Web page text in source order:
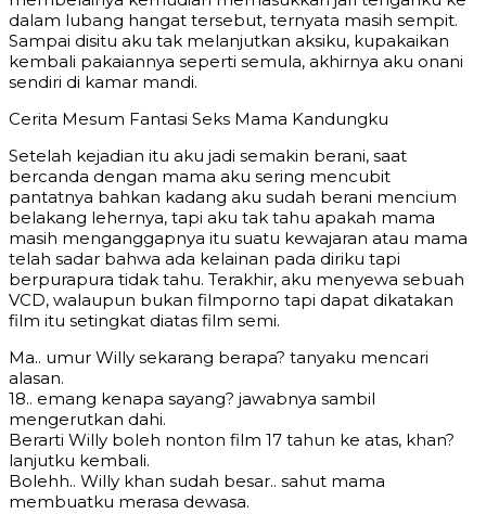
dalam lubang hangat tersebut, ternyata masih sempit.
Sampai disitu aku tak melanjutkan aksiku, kupakaikan
kembali pakaiannya seperti semula, akhirnya aku onani
sendiri di kamar mandi.
Cerita Mesum Fantasi Seks Mama Kandungku
Setelah kejadian itu aku jadi semakin berani, saat
bercanda dengan mama aku sering mencubit
pantatnya bahkan kadang aku sudah berani mencium
belakang lehernya, tapi aku tak tahu apakah mama
masih menganggapnya itu suatu kewajaran atau mama
telah sadar bahwa ada kelainan pada diriku tapi
berpurapura tidak tahu. Terakhir, aku menyewa sebuah
VCD, walaupun bukan filmporno tapi dapat dikatakan
film itu setingkat diatas film semi.
Ma.. umur Willy sekarang berapa? tanyaku mencari
alasan.
18.. emang kenapa sayang? jawabnya sambil
mengerutkan dahi.
Berarti Willy boleh nonton film 17 tahun ke atas, khan?
lanjutku kembali.
Bolehh.. Willy khan sudah besar.. sahut mama
membuatku merasa dewasa.